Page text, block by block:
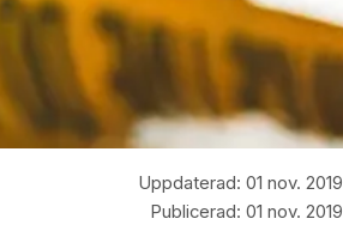
Uppdaterad: 01 nov. 2019
Publicerad: 01 nov. 2019